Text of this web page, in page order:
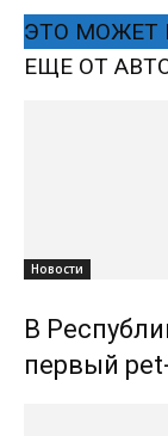
ЭТО МОЖЕТ
ЕЩЕ ОТ
Новости
В
первый